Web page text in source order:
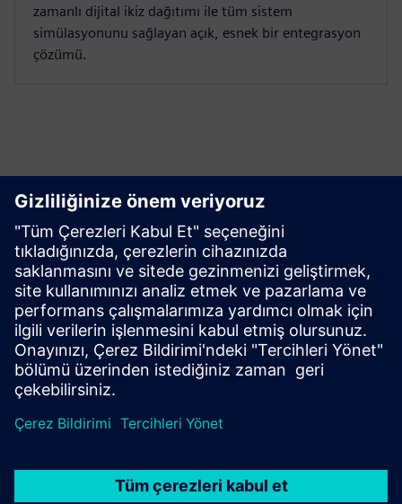
zamanlı dijital ikiz dağıtımı ile tüm sistem
simülasyonunu sağlayan açık, esnek bir entegrasyon
çözümü.
Kullanmaya başlayın
Ürünleri keşfedin